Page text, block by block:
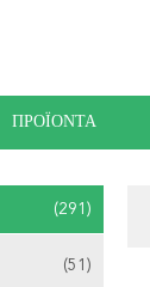
ΠΡΟΪΌΝΤΑ
(291)
(51)